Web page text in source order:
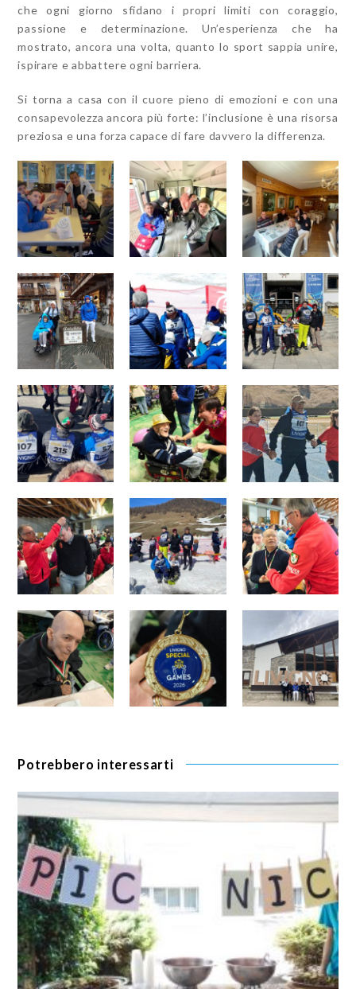
che ogni giorno sfidano i propri limiti con coraggio,
passione e determinazione. Un’esperienza che ha
mostrato, ancora una volta, quanto lo sport sappia unire,
ispirare e abbattere ogni barriera.
Si torna a casa con il cuore pieno di emozioni e con una
consapevolezza ancora più forte: l’inclusione è una risorsa
preziosa e una forza capace di fare davvero la differenza.
Potrebbero interessarti